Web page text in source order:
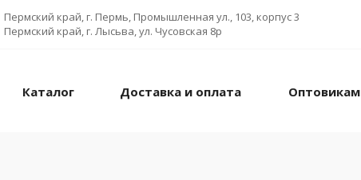
Пермский край, г. Пермь, Промышленная ул., 103, корпус 3
Пермский край, г. Лысьва, ул. Чусовская 8р
Каталог Доставка и оплата Оптовикам